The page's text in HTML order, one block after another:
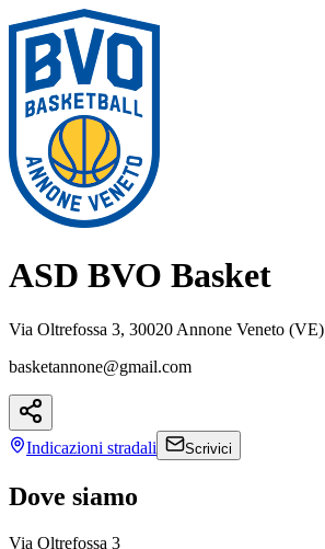
ASD BVO Basket
Via Oltrefossa 3, 30020 Annone Veneto (VE)
basketannone@gmail.com
Indicazioni stradali Scrivici
Dove siamo
Via Oltrefossa 3